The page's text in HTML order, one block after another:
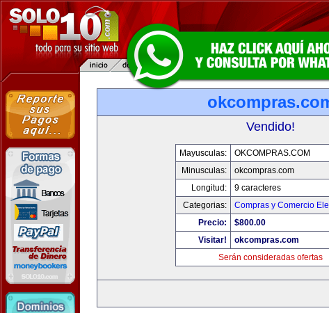
Vendido!
Mayusculas:
OKCOMPRAS.COM
Minusculas:
okcompras.com
Longitud:
9 caracteres
Categorias:
Compras y Comercio
Precio:
$800.00
Visitar!
okcompras.com
Serán consideradas ofertas